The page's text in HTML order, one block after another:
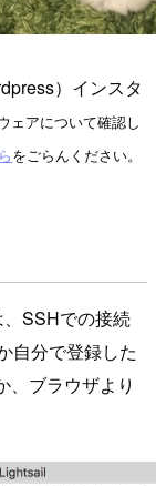
）インスタ
ェアについて確認し
をごらんください。
SSHでの接続
自分で登録した
ブラウザより